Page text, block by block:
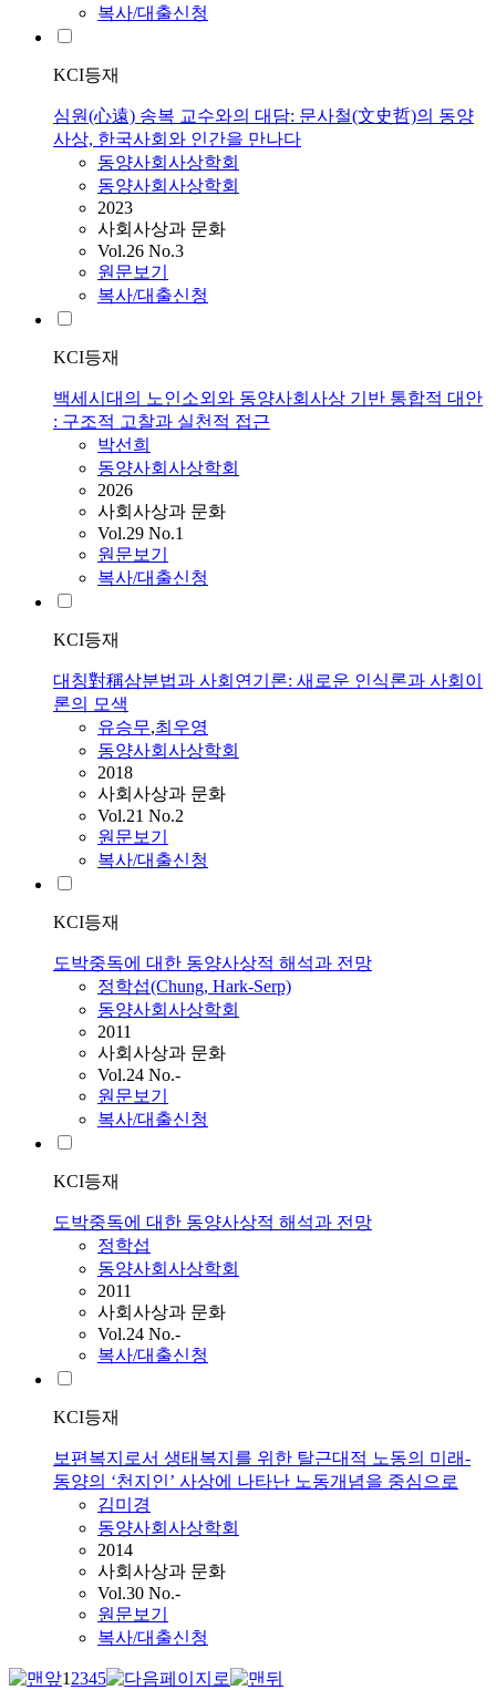
복사/대출신청
KCI등재
심원(心遠) 송복 교수와의 대담: 문사철(文史哲)의 동양
사상, 한국사회와 인간을 만나다
동양사회사상학회
동양사회사상학회
2023
사회사상과 문화
Vol.26 No.3
원문보기
복사/대출신청
KCI등재
백세시대의 노인소외와 동양사회사상 기반 통합적 대안
: 구조적 고찰과 실천적 접근
박선희
동양사회사상학회
2026
사회사상과 문화
Vol.29 No.1
원문보기
복사/대출신청
KCI등재
대칭對稱삼분법과 사회연기론: 새로운 인식론과 사회이
론의 모색
유승무,최우영
동양사회사상학회
2018
사회사상과 문화
Vol.21 No.2
원문보기
복사/대출신청
KCI등재
도박중독에 대한 동양사상적 해석과 전망
정학섭(Chung, Hark-Serp)
동양사회사상학회
2011
사회사상과 문화
Vol.24 No.-
원문보기
복사/대출신청
KCI등재
도박중독에 대한 동양사상적 해석과 전망
정학섭
동양사회사상학회
2011
사회사상과 문화
Vol.24 No.-
복사/대출신청
KCI등재
보편복지로서 생태복지를 위한 탈근대적 노동의 미래-
동양의 ‘천지인’ 사상에 나타난 노동개념을 중심으로
김미경
동양사회사상학회
2014
사회사상과 문화
Vol.30 No.-
원문보기
복사/대출신청
12345